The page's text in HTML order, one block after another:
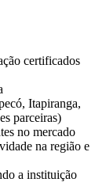
certificados
Itapiranga,
parceiras)
no mercado
na região e
a instituição